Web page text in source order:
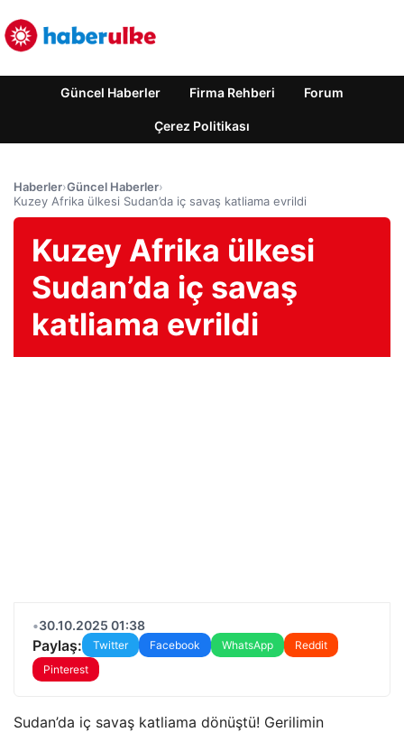
Güncel Haberler Firma Rehberi Forum
Çerez Politikası
Haberler›Güncel Haberler›
Kuzey Afrika ülkesi Sudan’da iç savaş katliama evrildi
Kuzey Afrika ülkesi
Sudan’da iç savaş
katliama evrildi
•30.10.2025 01:38
Paylaş: Twitter Facebook WhatsApp
Reddit
Pinterest
Sudan’da iç savaş katliama dönüştü! Gerilimin